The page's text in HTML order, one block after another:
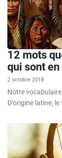
12 mots
qui sont
2 octobre 2018
Notre
D’origine latine,